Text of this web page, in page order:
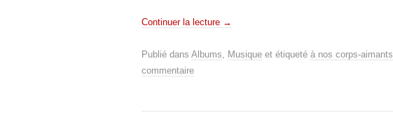
Continuer la lecture →
Publié dans Albums Musique et étiqueté à nos corps-aimants
commentaire